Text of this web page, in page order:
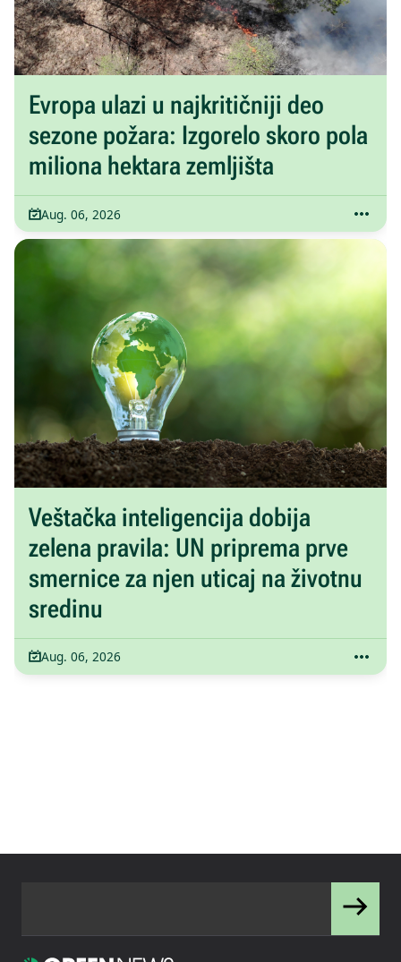
Evropa ulazi u najkritičniji deo
sezone požara: Izgorelo skoro pola
miliona hektara zemljišta
Aug. 06, 2026
Veštačka inteligencija dobija
zelena pravila: UN priprema prve
smernice za njen uticaj na životnu
sredinu
Aug. 06, 2026